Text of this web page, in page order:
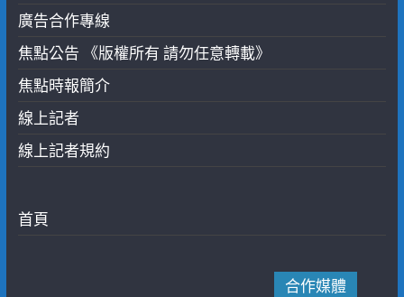
廣告合作專線
焦點公告 《版權所有 請勿任意轉載》
焦點時報簡介
線上記者
線上記者規約
首頁
合作媒體